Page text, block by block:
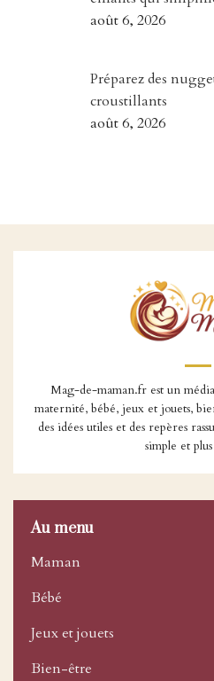
août 6, 2026
Préparez des
croustillants
août 6, 2026
Mag-de-maman.fr est un
maternité, bébé, jeux et jouets,
des idées utiles et des repères
simple et
Au menu
Maman
Bébé
Jeux et jouets
Bien-être